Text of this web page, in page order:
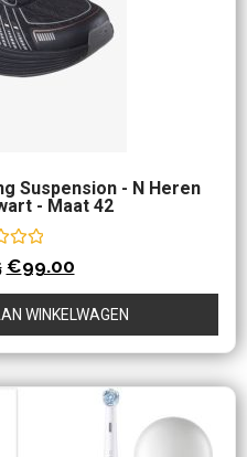
Suspension - N Heren
- Maat 42
€99.00
WINKELWAGEN